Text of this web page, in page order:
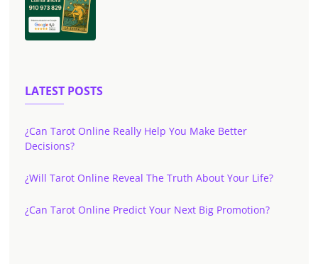
LATEST POSTS
¿Can Tarot Online Really Help You Make Better
Decisions?
¿Will Tarot Online Reveal The Truth About Your Life?
¿Can Tarot Online Predict Your Next Big Promotion?